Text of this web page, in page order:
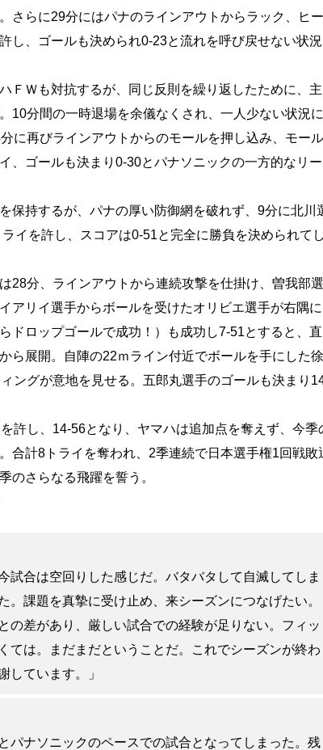
さらに29分にはパナのラインアウトからラック、ヒー
し、ゴールも決められ0-23と流れを呼び戻せない状況
ＦＷも対抗するが、同じ反則を繰り返したために、主
10分間の一時退場を余儀なくされ、一人少ない状況に
に再びラインアウトからのモールを押し込み、モール
、ゴールも決まり0-30とパナソニックの一方的なリー
保持するが、パナの厚い防御網を破れず、9分に北川
イを許し、スコアは0-51と完全に勝負を決められてし
28分、ラインアウトから連続攻撃を仕掛け、曽我部選
アリイ選手からボールを受けたオリビエ選手が右隅に
ドロップゴールで成功！）も成功し7-51とすると、直
ら展開。自陣の22ｍライン付近でボールを手にした徐
ングが意地を見せる。五郎丸選手のゴールも決まり
許し、14-56となり、ヤマハは追加点を奪えず、今季
合計8トライを奪われ、2季連続で日本選手権1回戦敗
のさらなる飛躍を誓う。
試合は空回りした感じだ。バタバタして自滅してしま
。課題を真摯に受け止め、来シーズンにつなげたい。
の差があり、厳しい試合での経験が足りない。フィッ
ては。まだまだということだ。これでシーズンが終わ
しています。」
パナソニックのペースでの試合となってしまった。残